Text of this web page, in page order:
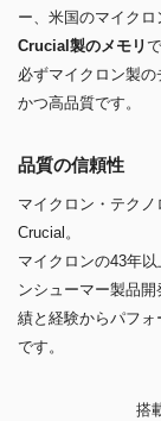
ー、米国のマイク
Crucial製のメモリ
必ずマイクロン製の
かつ高品質です。
品質の信頼性
マイクロン・テク
Crucial。
マイクロンの43年
ンシューマー製品
績と経験からパフ
です。
搭